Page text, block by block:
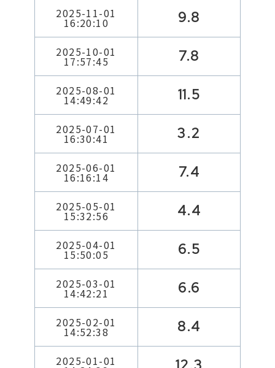
2025-11-01
16:20:10 9.8
2025-10-01
17:57:45 7.8
2025-08-01
14:49:42 11.5
2025-07-01
16:30:41 3.2
2025-06-01
16:16:14 7.4
2025-05-01
15:32:56 4.4
2025-04-01
15:50:05 6.5
2025-03-01
14:42:21 6.6
2025-02-01
14:52:38 8.4
2025-01-01